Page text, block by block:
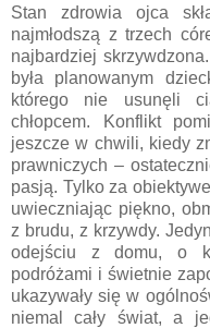
Stan zdrowia ojca
najmłodszą z trzech
najbardziej
była planowanym
którego nie usunęli
chłopcem. Konflikt
jeszcze w chwili, kiedy
prawniczych –
pasją. Tylko za
uwieczniając piękno,
z brudu, z krzywdy.
odejściu z domu, o
podróżami i świetnie
ukazywały się w
niemal cały świat, a